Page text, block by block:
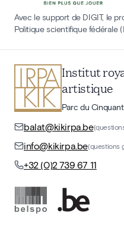
Avec le support de DIGIT, le
Politique scientifique fédérale
Institut
artistique
Parc du
balat@kikirpa.be
info@kikirpa.be(questions
+32 (0)2 739 67 11